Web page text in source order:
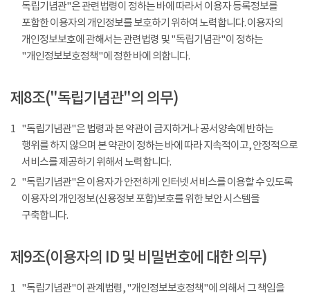
독립기념관"은 관련법령이 정하는 바에 따라서 이용자 등록정보를
포함한 이용자의 개인정보를 보호하기 위하여 노력합니다. 이용자의
개인정보보호에 관해서는 관련법령 및 "독립기념관"이 정하는
"개인정보보호정책"에 정한 바에 의합니다.
제8조("독립기념관"의 의무)
1 "독립기념관"은 법령과 본 약관이 금지하거나 공서양속에 반하는
행위를 하지 않으며 본 약관이 정하는 바에 따라 지속적이고, 안정적으로
서비스를 제공하기 위해서 노력합니다.
2 "독립기념관"은 이용자가 안전하게 인터넷 서비스를 이용할 수 있도록
이용자의 개인정보(신용정보 포함)보호를 위한 보안 시스템을
구축합니다.
제9조(이용자의 ID 및 비밀번호에 대한 의무)
1 "독립기념관"이 관계법령, "개인정보보호정책"에 의해서 그 책임을